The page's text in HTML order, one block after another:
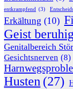
entkrampfend (3)
Erkältung (10)
Geist
Genitalbereich
Gesichtsnerven (8)
Husten (27)